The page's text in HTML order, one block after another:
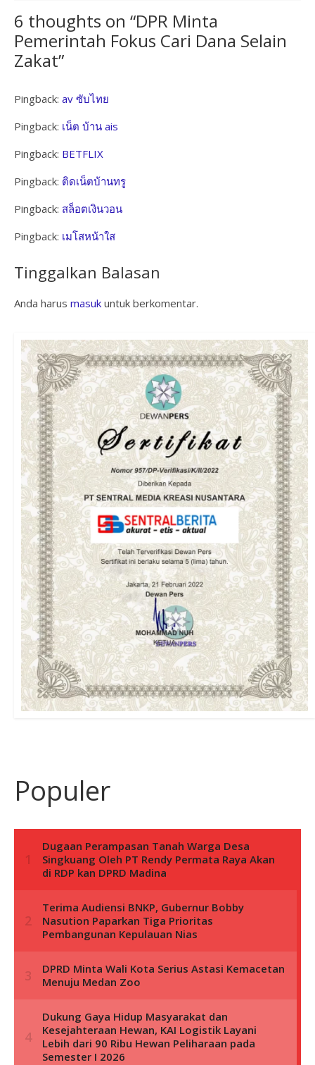
6 thoughts on “DPR Minta
Pemerintah Fokus Cari Dana Selain
Zakat”
Pingback: av ซับไทย
Pingback: เน็ต บ้าน ais
Pingback: BETFLIX
Pingback: ติดเน็ตบ้านทรู
Pingback: สล็อตเงินวอน
Pingback: เมโสหน้าใส
Tinggalkan Balasan
Anda harus masukuntuk berkomentar.
Populer